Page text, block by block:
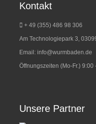
Kontakt
+ 49 (355) 486 98 306
Am Technologiepark 3,
Email: info@wurmbaden.de
Öffnungszeiten (Mo-Fr.) 9:00
Unsere Partner